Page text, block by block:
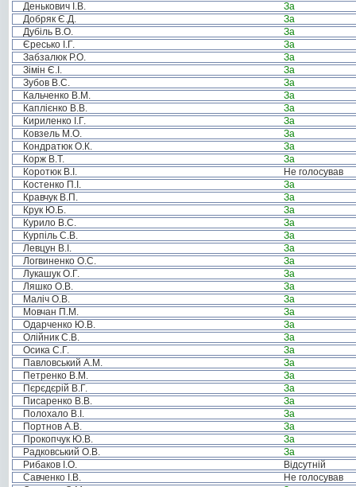
Денькович І.В.
За
Добряк Є.Д.
За
Дубіль В.О.
За
Єресько І.Г.
За
Забзалюк Р.О.
За
Зімін Є.І.
За
Зубов В.С.
За
Кальченко В.М.
За
Каплієнко В.В.
За
Кириленко І.Г.
За
Ковзель М.О.
За
Кондратюк О.К.
За
Корж В.Т.
За
Коротюк В.І.
Не голосував
Костенко П.І.
За
Кравчук В.П.
За
Крук Ю.Б.
За
Курило В.С.
За
Курпіль С.В.
За
Левцун В.І.
За
Логвиненко О.С.
За
Лукашук О.Г.
За
Ляшко О.В.
За
Маліч О.В.
За
Мовчан П.М.
За
Одарченко Ю.В.
За
Олійник С.В.
За
Осика С.Г.
За
Павловський А.М.
За
Петренко В.М.
За
Пєрєдєрій В.Г.
За
Писаренко В.В.
За
Полохало В.І.
За
Портнов А.В.
За
Прокопчук Ю.В.
За
Радковський О.В.
За
Рибаков І.О.
Відсутній
Савченко І.В.
Не голосував